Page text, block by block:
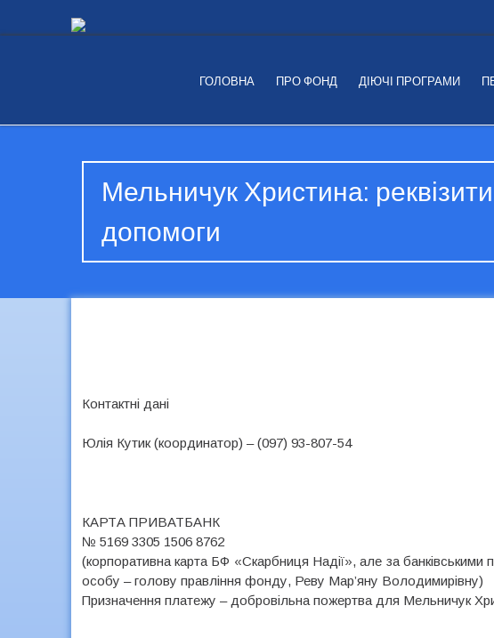
ГОЛОВНА ПРО ФОНД ДІЮЧІ ПРОГРАМИ
Мельничук Христина:
допомоги
Контактні дані
Юлія Кутик (координатор) – (097) 93-807-54
КАРТА ПРИВАТБАНК
№ 5169 3305 1506 8762
(корпоративна карта БФ «Скарбниця Надії», але за
особу – голову правління фонду, Реву Мар’яну Володимирівну)
Призначення платежу – добровільна пожертва для Мельничук